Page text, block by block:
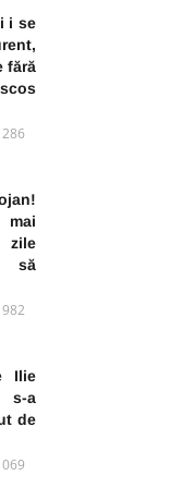
i se
fără
mai
zile
să
982
Ilie
s-a
de